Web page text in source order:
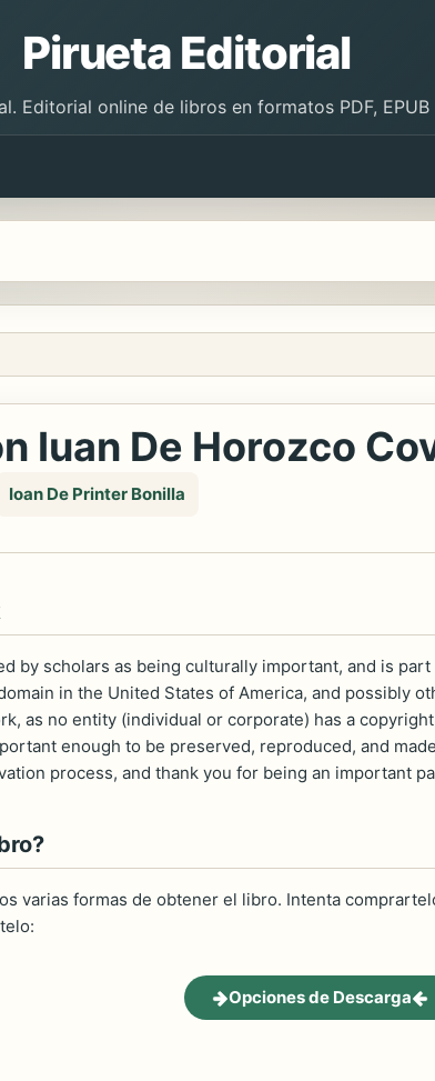
Pirueta Editorial
Editorial online de libros en formatos PDF, EPUB
Iuan De Horozco
Ioan De Printer Bonilla
by scholars as being culturally important, and is
in the United States of America, and possibly
as no entity (individual or corporate) has a
enough to be preserved, reproduced, and
process, and thank you for being an important
varias formas de obtener el libro. Intenta
Opciones de Descarga